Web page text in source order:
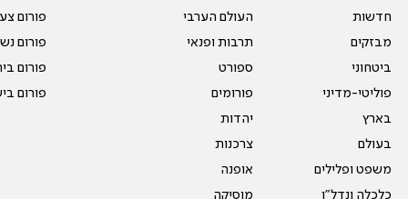
חדשות
מבזקים
ביטחוני
פוליטי-מדיני
בארץ
בעולם
משפט ופלילים
כלכלה ונדל"ן
העולם הערבי
תרבות ופנאי
ספורט
פורומים
יהדות
צרכנות
אופנה
מוסיקה
פורום
פורום
פורום
פורום